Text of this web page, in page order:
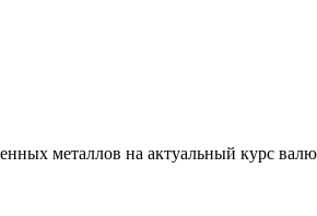
металлов на актуальный курс